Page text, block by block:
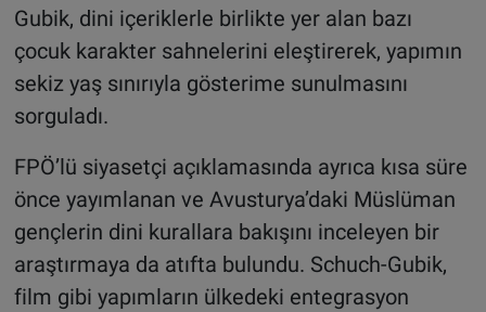
Gubik, dini içeriklerle birlikte yer alan bazı
çocuk karakter sahnelerini eleştirerek, yapımın
sekiz yaş sınırıyla gösterime sunulmasını
sorguladı.
FPÖ’lü siyasetçi açıklamasında ayrıca kısa süre
önce yayımlanan ve Avusturya’daki Müslüman
gençlerin dini kurallara bakışını inceleyen bir
araştırmaya da atıfta bulundu. Schuch-Gubik,
film gibi yapımların ülkedeki entegrasyon